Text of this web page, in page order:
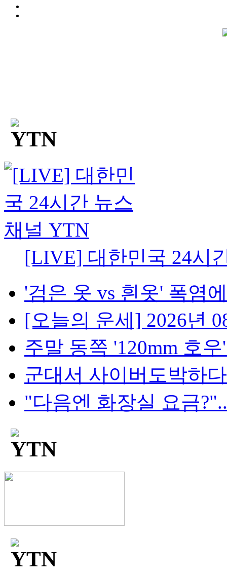
[LIVE] 대한민국 24시
'검은 옷 vs 흰옷' 폭염
[오늘의 운세] 2026년
주말 동쪽 '120mm 호
군대서 사이버도박하
"다음엔 화장실 요금